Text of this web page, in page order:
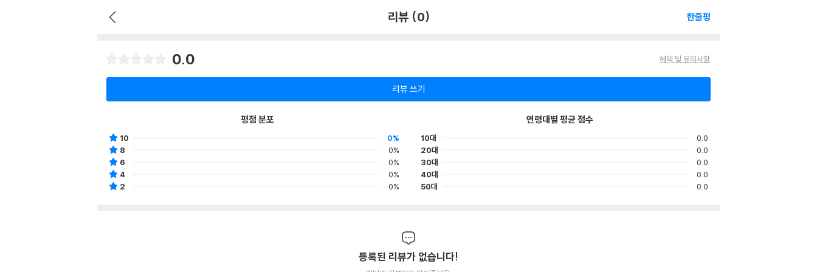
리뷰 (0) 한줄평
0.0 혜택 및 유의사항
리뷰 쓰기
평점 분포
10
0%
8
0%
6
0%
4
0%
2
0%
연령대별 평균 점수
10대
0.0
20대
0.0
30대
0.0
40대
0.0
50대
0.0
등록된 리뷰가 없습니다!